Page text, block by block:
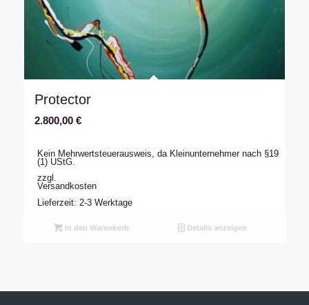
Protector
2.800,00 €
Kein Mehrwertsteuerausweis, da Kleinunternehmer nach §19
(1) UStG.
zzgl.
Versandkosten
Lieferzeit: 2-3 Werktage
In den Warenkorb Details anzeigen